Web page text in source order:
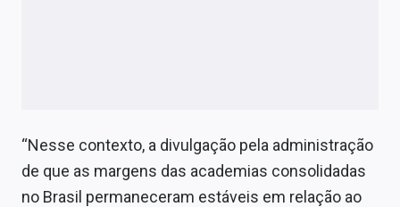
“Nesse contexto, a divulgação pela administração
de que as margens das academias consolidadas
no Brasil permaneceram estáveis em relação ao